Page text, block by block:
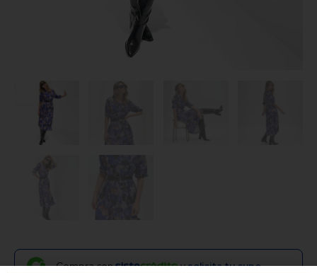
Compra con ysolicita tu cupo.